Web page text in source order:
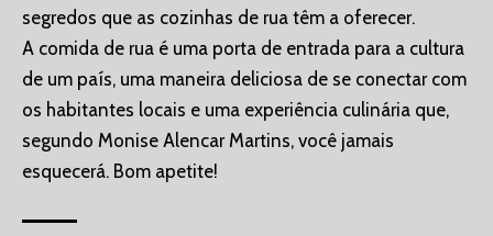
segredos que as cozinhas de rua têm a oferecer.
A comida de rua é uma porta de entrada para a cultura
de um país, uma maneira deliciosa de se conectar com
os habitantes locais e uma experiência culinária que,
segundo Monise Alencar Martins, você jamais
esquecerá. Bom apetite!